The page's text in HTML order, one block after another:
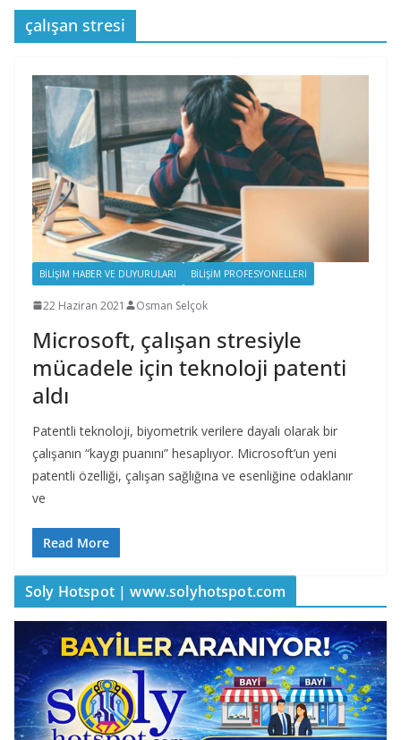
çalışan stresi
BILIŞIM HABER VE DUYURULARI BILIŞIM PROFESYONELLERI
22 Haziran 2021 Osman Selçok
Microsoft, çalışan stresiyle
mücadele için teknoloji patenti
aldı
Patentli teknoloji, biyometrik verilere dayalı olarak bir
çalışanın “kaygı puanını” hesaplıyor. Microsoft’un yeni
patentli özelliği, çalışan sağlığına ve esenliğine odaklanır
ve
Read More
Soly Hotspot | www.solyhotspot.com